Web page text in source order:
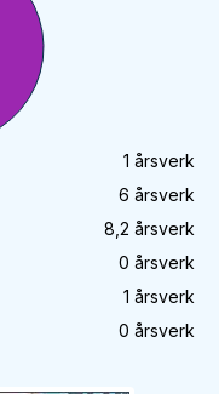
1 årsverk
6 årsverk
8,2 årsverk
0 årsverk
1 årsverk
0 årsverk